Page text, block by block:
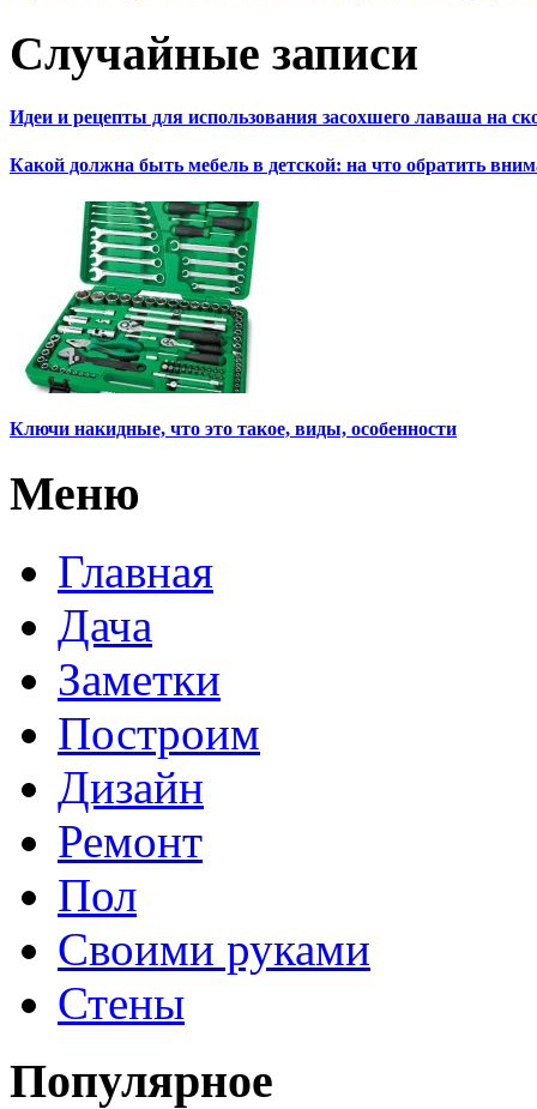
Случайные записи
Идеи и рецепты для использования засохшего лаваша на
Какой должна быть мебель в детской: на что обратить
Ключи накидные, что это такое, виды, особенности
Меню
Главная
Дача
Заметки
Построим
Дизайн
Ремонт
Пол
Своими руками
Стены
Популярное